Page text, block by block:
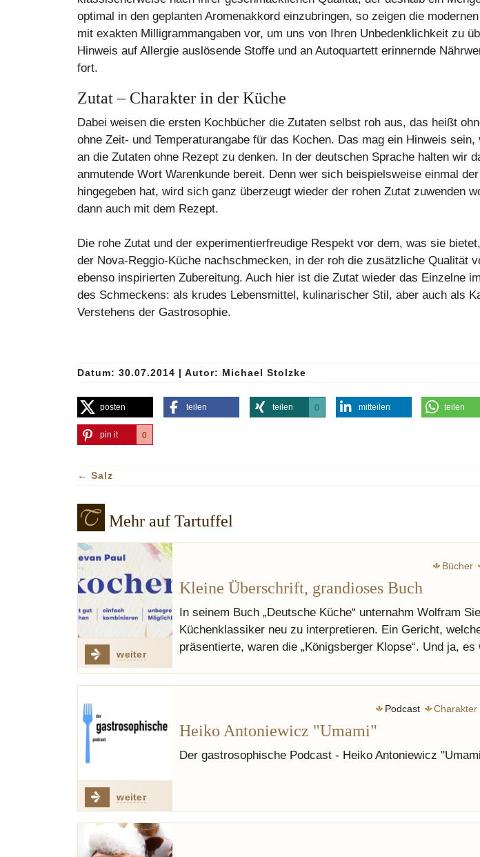
optimal in den geplanten Aromenakkord einzubringen, so zeigen die
mit exakten Milligrammangaben vor, um uns von Ihren Unbedenklichkeit zu
Hinweis auf Allergie auslösende Stoffe und an Autoquartett erinnernde
fort.
Zutat – Charakter in der Küche
Dabei weisen die ersten Kochbücher die Zutaten selbst roh aus, das heißt
ohne Zeit- und Temperaturangabe für das Kochen. Das mag ein Hinweis
an die Zutaten ohne Rezept zu denken. In der deutschen Sprache halten wir
anmutende Wort Warenkunde bereit. Denn wer sich beispielsweise einmal
hingegeben hat, wird sich ganz überzeugt wieder der rohen Zutat zuwenden
dann auch mit dem Rezept.
Die rohe Zutat und der experimentierfreudige Respekt vor dem, was sie
der Nova-Reggio-Küche nachschmecken, in der roh die zusätzliche Qualität
ebenso inspirierten Zubereitung. Auch hier ist die Zutat wieder das Einzelne
des Schmeckens: als krudes Lebensmittel, kulinarischer Stil, aber auch als
Verstehens der Gastrosophie.
Datum: 30.07.2014 | Autor: Michael Stolzke
posten teilen teilen 0 mitteilen teilen
pin it 0
← Salz
Mehr auf Tartuffel
weiter
Bücher
Kleine Überschrift, grandioses Buch
In seinem Buch „Deutsche Küche“ unternahm Wolfram
Küchenklassiker neu zu interpretieren. Ein Gericht,
präsentierte, waren die „Königsberger Klopse“. Und ja,
weiter
Podcast Charakter
Heiko Antoniewicz "Umami"
Der gastrosophische Podcast - Heiko Antoniewicz